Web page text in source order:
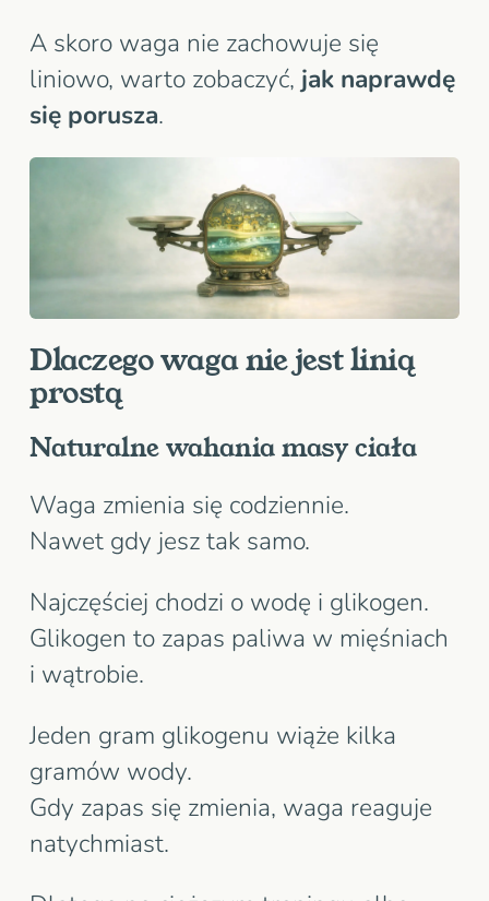
A skoro waga nie zachowuje się
liniowo, warto zobaczyć, jak naprawdę
się porusza.
Dlaczego waga nie jest linią
prostą
Naturalne wahania masy ciała
Waga zmienia się codziennie.
Nawet gdy jesz tak samo.
Najczęściej chodzi o wodę i glikogen.
Glikogen to zapas paliwa w mięśniach
i wątrobie.
Jeden gram glikogenu wiąże kilka
gramów wody.
Gdy zapas się zmienia, waga reaguje
natychmiast.